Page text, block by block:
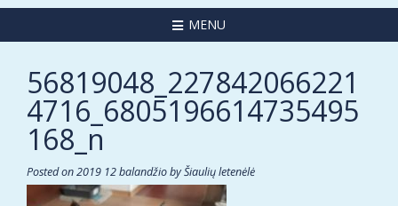
MENU
56819048_227842066221
4716_6805196614735495
168_n
Posted on2019 12 balandžiobyŠiaulių letenėlė